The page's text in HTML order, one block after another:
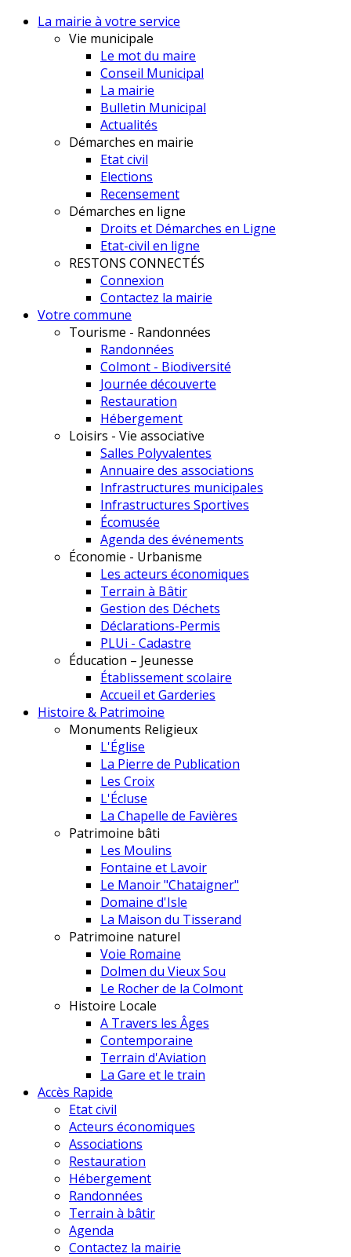
La mairie à votre service
Vie municipale
Le mot du maire
Conseil Municipal
La mairie
Bulletin Municipal
Actualités
Démarches en mairie
Etat civil
Elections
Recensement
Démarches en ligne
Droits et Démarches en Ligne
Etat-civil en ligne
RESTONS CONNECTÉS
Connexion
Contactez la mairie
Votre commune
Tourisme - Randonnées
Randonnées
Colmont - Biodiversité
Journée découverte
Restauration
Hébergement
Loisirs - Vie associative
Salles Polyvalentes
Annuaire des associations
Infrastructures municipales
Infrastructures Sportives
Écomusée
Agenda des événements
Économie - Urbanisme
Les acteurs économiques
Terrain à Bâtir
Gestion des Déchets
Déclarations-Permis
PLUi - Cadastre
Éducation – Jeunesse
Établissement scolaire
Accueil et Garderies
Histoire & Patrimoine
Monuments Religieux
L'Église
La Pierre de Publication
Les Croix
L'Écluse
La Chapelle de Favières
Patrimoine bâti
Les Moulins
Fontaine et Lavoir
Le Manoir "Chataigner"
Domaine d'Isle
La Maison du Tisserand
Patrimoine naturel
Voie Romaine
Dolmen du Vieux Sou
Le Rocher de la Colmont
Histoire Locale
A Travers les Âges
Contemporaine
Terrain d'Aviation
La Gare et le train
Accès Rapide
Etat civil
Acteurs économiques
Associations
Restauration
Hébergement
Randonnées
Terrain à bâtir
Agenda
Contactez la mairie